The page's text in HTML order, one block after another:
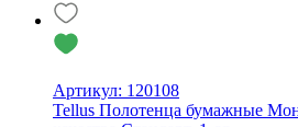
Артикул: 120108
Tellus Полотенца бумажные